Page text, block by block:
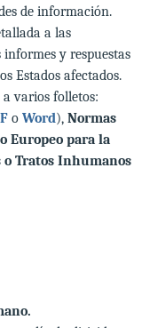
de información.
a las
y respuestas
Estados afectados.
a varios folletos:
o Word), Normas
Europeo para la
o Tratos Inhumanos